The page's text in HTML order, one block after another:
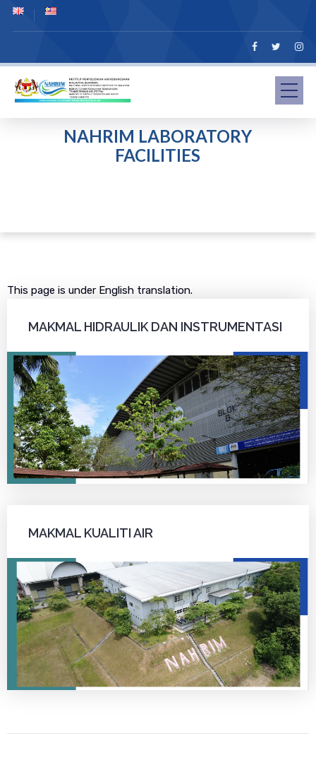
NAHRIM LABORATORY
FACILITIES
This page is under English translation.
MAKMAL HIDRAULIK DAN INSTRUMENTASI
MAKMAL KUALITI AIR